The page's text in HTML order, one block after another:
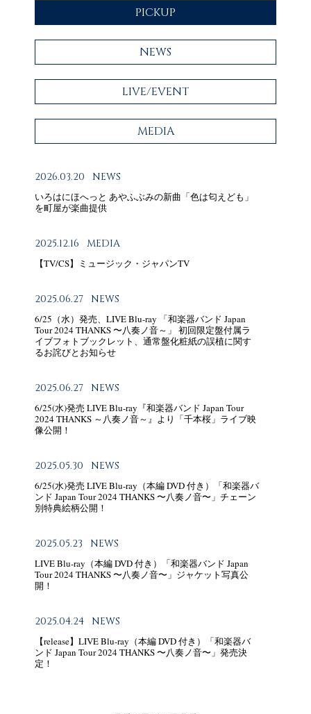
PICKUP
NEWS
LIVE/EVENT
MEDIA
2026.03.20 NEWS
いろはにほへっと あやふぶみの新曲「色は匂えども」
を町屋が楽曲提供
2025.12.16 MEDIA
【TV/CS】ミュージック・ジャパンTV
2025.06.27 NEWS
6/25（水）発売、LIVE Blu-ray 「和楽器バンド Japan
Tour 2024 THANKS 〜八奏ノ音～」 初回限定盤付属ラ
イブフォトブックレット、通常盤化粧紙の誤植に関す
るお詫びとお知らせ
2025.06.27 NEWS
6/25(水)発売 LIVE Blu-ray『和楽器バンド Japan Tour
2024 THANKS ～八奏ノ音～』より「千本桜」ライブ映
像公開！
2025.05.30 NEWS
6/25(水)発売 LIVE Blu-ray（本編 DVD 付き）「和楽器バ
ンド Japan Tour 2024 THANKS 〜八奏ノ音〜」チェーン
別特典絵柄公開！
2025.05.23 NEWS
LIVE Blu-ray（本編 DVD 付き）「和楽器バンド Japan
Tour 2024 THANKS 〜八奏ノ音〜」ジャケット写真公
開！
2025.04.24 NEWS
【release】LIVE Blu-ray（本編 DVD 付き）「和楽器バ
ンド Japan Tour 2024 THANKS 〜八奏ノ音〜」発売決
定！